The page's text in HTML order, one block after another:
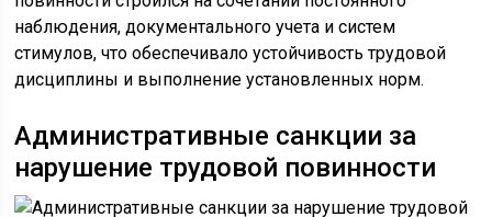
наблюдения, документального учета и систем
стимулов, что обеспечивало устойчивость трудовой
дисциплины и выполнение установленных норм.
Административные санкции за
нарушение трудовой повинности